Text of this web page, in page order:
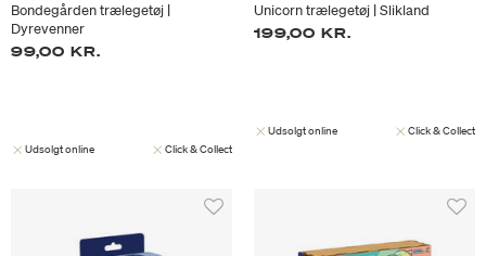
Bondegården trælegetøj |
Dyrevenner
99,00 KR.
Udsolgt online Click & Collect
Unicorn trælegetøj | Slikland
199,00 KR.
Udsolgt online Click & Collect